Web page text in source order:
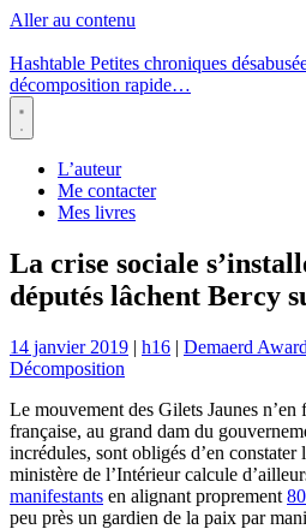
Aller au contenu
Hashtable Petites chroniques
décomposition rapide…
Menu
L’auteur
Me contacter
Mes livres
La crise sociale
députés lâchent Bercy
14 janvier 2019 | h16 | Demaerd
Décomposition
Le mouvement des Gilets Jaunes n’en
française, au grand dam du
incrédules, sont obligés d’en
ministère de l’Intérieur calcule
manifestants en alignant proprement
peu près un gardien de la paix par